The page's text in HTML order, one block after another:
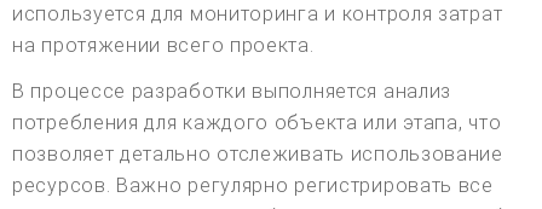
используется для мониторинга и контроля затрат
на протяжении всего проекта.
В процессе разработки выполняется анализ
потребления для каждого объекта или этапа, что
позволяет детально отслеживать использование
ресурсов. Важно регулярно регистрировать все